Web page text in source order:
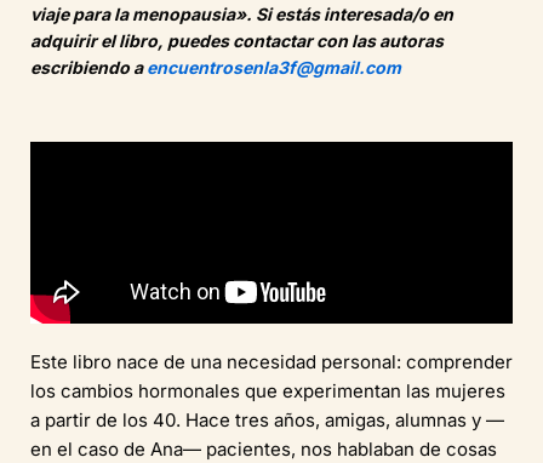
viaje para la menopausia». Si estás interesada/o en
adquirir el libro, puedes contactar con las autoras
escribiendo aencuentrosenla3f@gmail.com
Este libro nace de una necesidad personal: comprender
los cambios hormonales que experimentan las mujeres
a partir de los 40. Hace tres años, amigas, alumnas y —
en el caso de Ana— pacientes, nos hablaban de cosas